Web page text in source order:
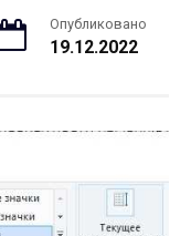
Опубликовано
19.12.2022